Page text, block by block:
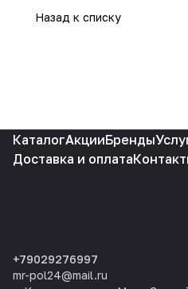
Назад к списку
КаталогАкцииБренды
Доставка и оплата
+79029276997
mr-pol24@mail.ru